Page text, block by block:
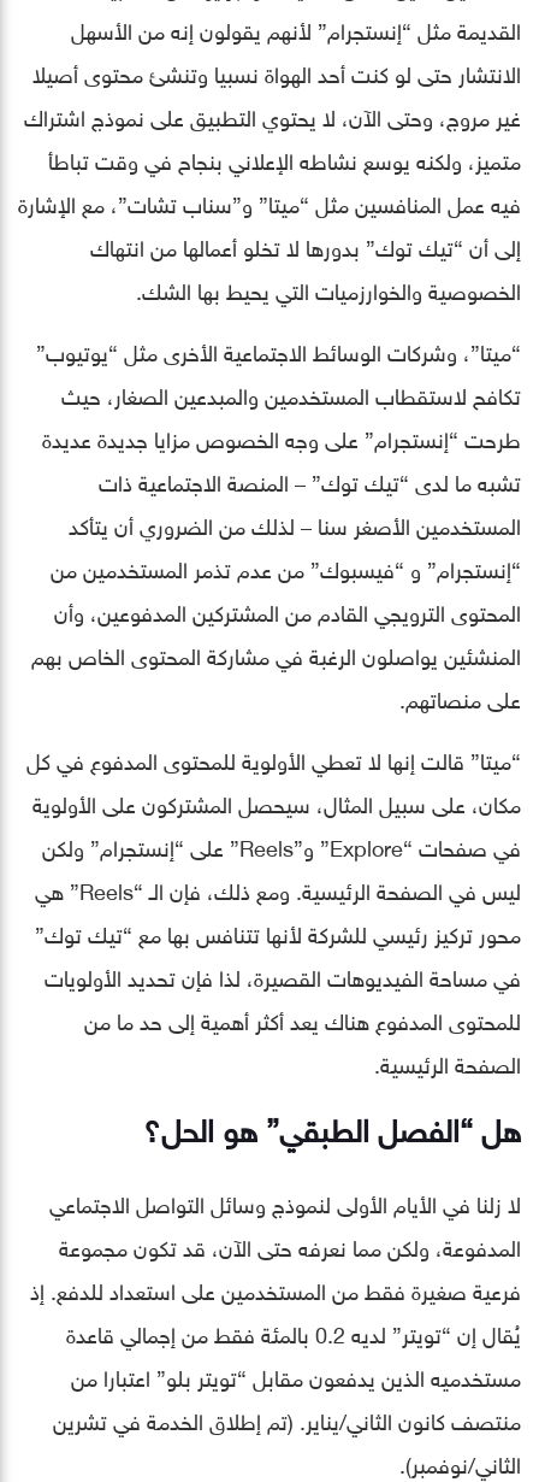
القديمة مثل “إنستجرام” لأنهم يقولون إنه من الأسهل
الانتشار حتى لو كنت أحد الهواة نسبيا وتنشئ محتوى أصيلا
غير مروج، وحتى الآن، لا يحتوي التطبيق على نموذج اشتراك
متميز، ولكنه يوسع نشاطه الإعلاني بنجاح في وقت تباطأ
فيه عمل المنافسين مثل “ميتا” و”سناب تشات”، مع الإشارة
إلى أن “تيك توك” بدورها لا تخلو أعمالها من انتهاك
الخصوصية والخوارزميات التي يحيط بها الشك.
“ميتا”، وشركات الوسائط الاجتماعية الأخرى مثل “يوتيوب”
تكافح لاستقطاب المستخدمين والمبدعين الصغار، حيث
طرحت “إنستجرام” على وجه الخصوص مزايا جديدة عديدة
تشبه ما لدى “تيك توك” – المنصة الاجتماعية ذات
المستخدمين الأصغر سنا – لذلك من الضروري أن يتأكد
“إنستجرام” و “فيسبوك” من عدم تذمر المستخدمين من
المحتوى الترويجي القادم من المشتركين المدفوعين، وأن
المنشئين يواصلون الرغبة في مشاركة المحتوى الخاص بهم
على منصاتهم.
“ميتا” قالت إنها لا تعطي الأولوية للمحتوى المدفوع في كل
مكان، على سبيل المثال، سيحصل المشتركون على الأولوية
في صفحات “Explore” و”Reels” على “إنستجرام” ولكن
ليس في الصفحة الرئيسية. ومع ذلك، فإن الـ “Reels” هي
محور تركيز رئيسي للشركة لأنها تتنافس بها مع “تيك توك”
في مساحة الفيديوهات القصيرة، لذا فإن تحديد الأولويات
للمحتوى المدفوع هناك يعد أكثر أهمية إلى حد ما من
الصفحة الرئيسية.
هل “الفصل الطبقي” هو الحل؟
لا زلنا في الأيام الأولى لنموذج وسائل التواصل الاجتماعي
المدفوعة، ولكن مما نعرفه حتى الآن، قد تكون مجموعة
فرعية صغيرة فقط من المستخدمين على استعداد للدفع. إذ
يُقال إن “تويتر” لديه 0.2 بالمئة فقط من إجمالي قاعدة
مستخدميه الذين يدفعون مقابل “تويتر بلو” اعتبارا من
منتصف كانون الثاني/يناير. (تم إطلاق الخدمة في تشرين
الثاني/نوفمبر).